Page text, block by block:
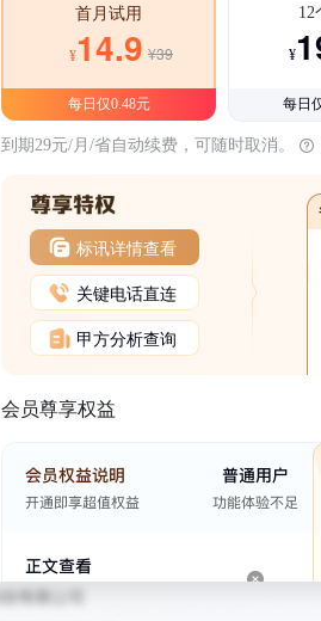
首月试用
¥14.9 ¥39
每日仅0.48元
12
¥
每日
到期29元/月/省自动续费，可随时取消。
标讯详情查看
关键电话直连
甲方分析查询
会员尊享权益